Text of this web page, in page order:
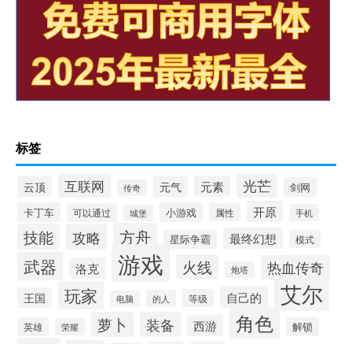
标签
云顶 互联网 传奇 元气 元素 光芒
剑网
卡丁车
可以通过 城堡 小游戏 属性 开原 手机
技能 攻略 方舟 星际争霸 最终幻想 模式
武器 洛克 游戏 火线 炮塔 热血传奇
王国 玩家 电脑 的人 等级 自己的 艾尔
英雄 荣耀 萝卜 装备 西游 角色 解锁